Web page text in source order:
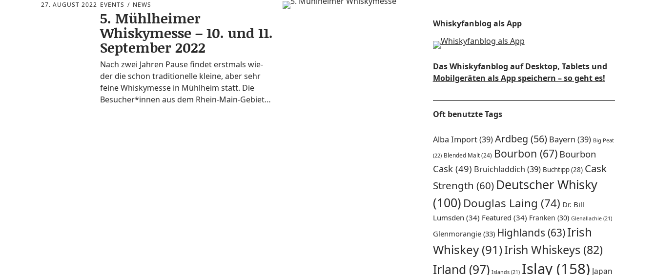
27. AUGUST 2022 EVENTS NEWS
5. Mühlheimer
Whiskymesse – 10. und 11.
September 2022
Nach zwei Jah­ren Pau­se fin­det erst­mals wie­
der die schon tra­di­tio­nel­le klei­ne, aber sehr
fei­ne Whis­ky­mes­se in Mühl­heim statt. Die
Besucher*innen aus dem Rhein-Main-Gebiet…
Whiskyfanblog als App
Das Whiskyfanblog auf Desktop, Tablets und
Mobilgeräten als App speichern – so geht es!
Oft benutzte Tags
Alba Import(39)Ardbeg (56) Bayern (39) Big Peat
(22) Blended Malt(24) Bourbon (67) Bourbon
Cask(49) Bruichladdich (39) Buchtipp(28) Cask
Strength (60) Deutscher Whisky
(100) Douglas Laing (74) Dr. Bill
Lumsden (34) Featured (34) Franken (30) Glenallachie(21)
Glenmorangie(33) Highlands (63)Irish
Whiskey(91)Irish Whiskeys (82)
Irland (97) Islands(21) Islay(158) Japan